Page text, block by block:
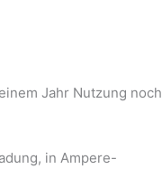
Jahr Nutzung noch
in Ampere-